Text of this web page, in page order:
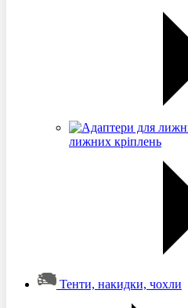
лижних кріплень
Тенти, накидки, чохли